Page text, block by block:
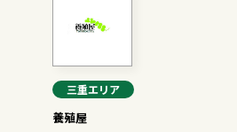
三重エリア
養殖屋